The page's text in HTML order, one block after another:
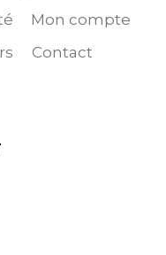
Mon compte
Contact